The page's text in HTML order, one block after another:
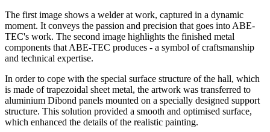
The first image shows a welder at work, captured in a dynamic
moment. It conveys the passion and precision that goes into ABE-
TEC's work. The second image highlights the finished metal
components that ABE-TEC produces - a symbol of craftsmanship
and technical expertise.
In order to cope with the special surface structure of the hall, which
is made of trapezoidal sheet metal, the artwork was transferred to
aluminium Dibond panels mounted on a specially designed support
structure. This solution provided a smooth and optimised surface,
which enhanced the details of the realistic painting.